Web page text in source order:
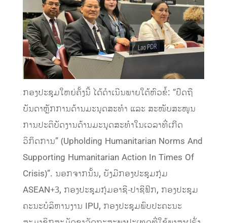
ກອງປະຊຸມໃຫຍ່ຄັ້ງນີ້ ໄດ້ດຳເນີນພາຍໃຕ້ຫົວຂໍ້: “ຢຶດຖື
ບັນດາຫຼັກການດ້ານມະນຸດສະທຳ ແລະ ສະໜັບສະໜູນ
ການປະຕິບັດງານດ້ານມະນຸດສະທຳໃນເວລາທີ່ເກີດ
ວິກິດການ” (Upholding Humanitarian Norms And
Supporting Humanitarian Action In Times Of
Crisis)”. ນອກຈາກນັ້ນ, ຍັງມີກອງປະຊຸມກຸ່ມ
ASEAN+3, ກອງປະຊຸມກຸ່ມອາຊີ-ປາຊີຟິກ, ກອງປະຊຸມ
ຄະນະບໍລິຫານງານ IPU, ກອງປະຊຸມພົບປະຄະນະ